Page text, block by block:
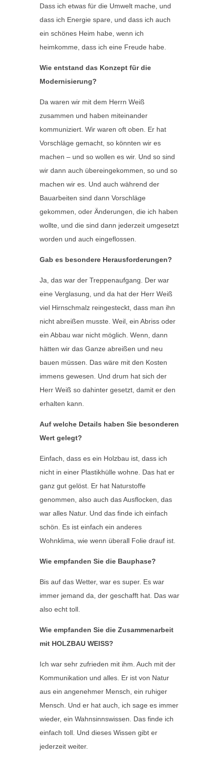
Dass ich etwas für die Umwelt mache, und
dass ich Energie spare, und dass ich auch
ein schönes Heim habe, wenn ich
heimkomme, dass ich eine Freude habe.
Wie entstand das Konzept für die
Modernisierung?
Da waren wir mit dem Herrn Weiß
zusammen und haben miteinander
kommuniziert. Wir waren oft oben. Er hat
Vorschläge gemacht, so könnten wir es
machen – und so wollen es wir. Und so sind
wir dann auch übereingekommen, so und so
machen wir es. Und auch während der
Bauarbeiten sind dann Vorschläge
gekommen, oder Änderungen, die ich haben
wollte, und die sind dann jederzeit umgesetzt
worden und auch eingeflossen.
Gab es besondere Herausforderungen?
Ja, das war der Treppenaufgang. Der war
eine Verglasung, und da hat der Herr Weiß
viel Hirnschmalz reingesteckt, dass man ihn
nicht abreißen musste. Weil, ein Abriss oder
ein Abbau war nicht möglich. Wenn, dann
hätten wir das Ganze abreißen und neu
bauen müssen. Das wäre mit den Kosten
immens gewesen. Und drum hat sich der
Herr Weiß so dahinter gesetzt, damit er den
erhalten kann.
Auf welche Details haben Sie besonderen
Wert gelegt?
Einfach, dass es ein Holzbau ist, dass ich
nicht in einer Plastikhülle wohne. Das hat er
ganz gut gelöst. Er hat Naturstoffe
genommen, also auch das Ausflocken, das
war alles Natur. Und das finde ich einfach
schön. Es ist einfach ein anderes
Wohnklima, wie wenn überall Folie drauf ist.
Wie empfanden Sie die Bauphase?
Bis auf das Wetter, war es super. Es war
immer jemand da, der geschafft hat. Das war
also echt toll.
Wie empfanden Sie die Zusammenarbeit
mit HOLZBAU WEISS?
Ich war sehr zufrieden mit ihm. Auch mit der
Kommunikation und alles. Er ist von Natur
aus ein angenehmer Mensch, ein ruhiger
Mensch. Und er hat auch, ich sage es immer
wieder, ein Wahnsinnswissen. Das finde ich
einfach toll. Und dieses Wissen gibt er
jederzeit weiter.